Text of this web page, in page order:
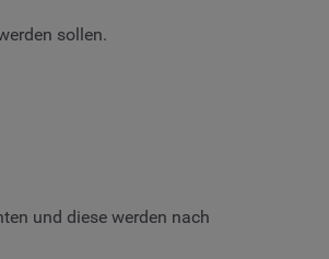
sollen.
und diese werden nach